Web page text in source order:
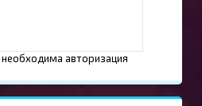
авторизация